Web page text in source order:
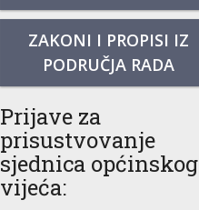
ZAKONI I PROPISI IZ
PODRUČJA RADA
Prijave za
prisustvovanje
sjednica općinskog
vijeća: